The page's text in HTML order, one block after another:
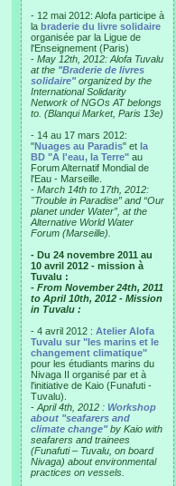
- 12 mai 2012: Alofa participe à
la braderie du livre solidaire
organisée par la Ligue de
l'Enseignement (Paris)
- May 12th, 2012: Alofa Tuvalu
at the "Braderie de livres
solidaire"organized by the
International Solidarity
Network of NGOs AT belongs
to. (Blanqui Market, Paris 13e)
- 14 au 17 mars 2012:
"Nuages au Paradis" et la
BD "A l'eau, la Terre" au
Forum Alternatif Mondial de
l'Eau - Marseille.
- March 14th to 17th, 2012:
"Trouble in Paradise” and “Our
planet under Water”, at the
Alternative World Water
Forum (Marseille).
- Du 24 novembre 2011 au
10 avril 2012 - mission à
Tuvalu :
- From November 24th, 2011
to April 10th, 2012 - Mission
in Tuvalu :
- 4 avril 2012 : Atelier Alofa
Tuvalu sur "les marins et le
changement climatique"
pour les étudiants marins du
Nivaga II organisé par et à
l'initiative de Kaio (Funafuti -
Tuvalu).
- April 4th, 2012 : Workshop
about "seafarers and
climate change"by Kaio with
seafarers and trainees
(Funafuti – Tuvalu, on board
Nivaga) about environmental
practices on vessels.